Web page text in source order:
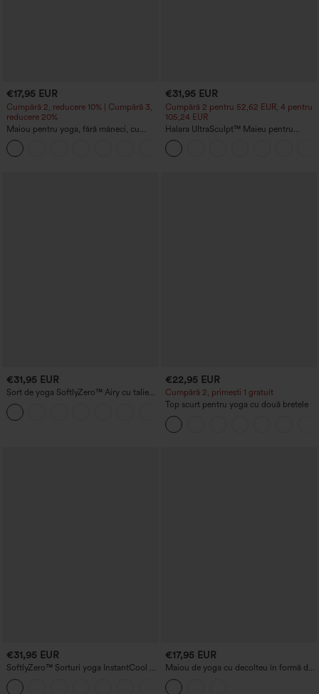
€17,95 EUR
Cumpără 2, reducere 10% | Cumpără 3,
reducere 20%
Maiou pentru yoga, fără mâneci, cu
decolteu rotund și drapaj, material cu
senzație răcoritoare - UPF50+
€31,95 EUR
Cumpără 2 pentru 52,62 EUR, 4 pentru
105,24 EUR
Halara UltraSculpt™ Maieu pentru
antrenament, cu guler rotund și tiv
curbat
€31,95 EUR
Șort de yoga SoftlyZero™ Airy cu talie
înaltă, fronsuri, tehnologie InstantCool,
3'' cu buzunare
€22,95 EUR
Cumpără 2, primești 1 gratuit
Top scurt pentru yoga cu două bretele
€31,95 EUR
SoftlyZero™ Șorturi yoga InstantCool 2-
în-1, aerisite, cu brâu încrucișat și talie
înaltă, 3'' cu buzunare
€17,95 EUR
Maiou de yoga cu decolteu în formă de
U și decupaj